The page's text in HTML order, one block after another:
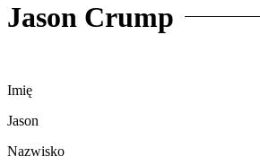
Jason Crump
Imię
Jason
Nazwisko